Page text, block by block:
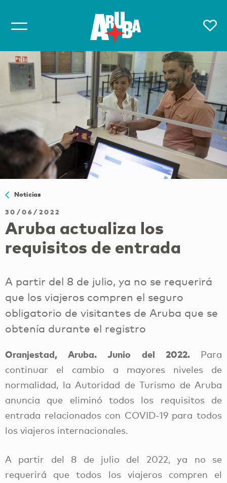
Noticias
30/06/2022
Aruba actualiza los
requisitos de entrada
A partir del 8 de julio, ya no se requerirá
que los viajeros compren el seguro
obligatorio de visitantes de Aruba que se
obtenía durante el registro
Oranjestad, Aruba. Junio del 2022. Para
continuar el cambio a mayores niveles de
normalidad, la Autoridad de Turismo de Aruba
anuncia que eliminó todos los requisitos de
entrada relacionados con COVID-19 para todos
los viajeros internacionales.
A partir del 8 de julio del 2022, ya no se
requerirá que todos los viajeros compren el